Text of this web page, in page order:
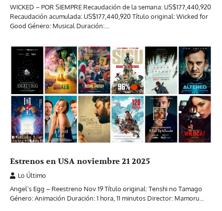
WICKED – POR SIEMPRE Recaudación de la semana: US$177,440,920
Recaudación acumulada: US$177,440,920 Título original: Wicked for
Good Género: Musical Duración:…
Estrenos en USA noviembre 21 2025
Lo Último
Angel’s Egg – Reestreno Nov 19 Título original: Tenshi no Tamago
Género: Animación Duración: 1 hora, 11 minutos Director: Mamoru…